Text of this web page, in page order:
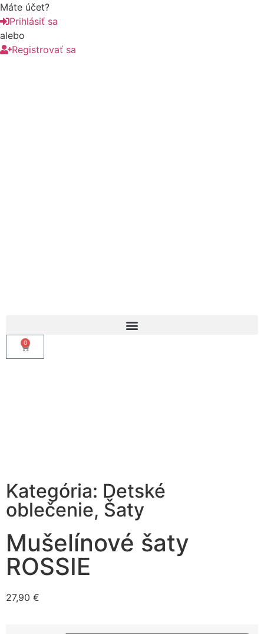
Máte účet?
Prihlásiť sa
alebo
Registrovať sa
0
Kategória: Detské
oblečenie, Šaty
Mušelínové šaty
ROSSIE
27,90 €